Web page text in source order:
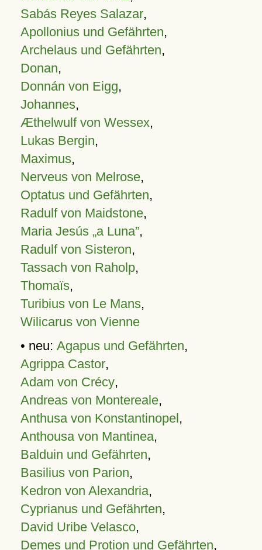
Sabás Reyes Salazar,
Apollonius und Gefährten,
Archelaus und Gefährten,
Donan,
Donnán von Eigg,
Johannes,
Æthelwulf von Wessex,
Lukas Bergin,
Maximus,
Nerveus von Melrose,
Optatus und Gefährten,
Radulf von Maidstone,
Maria Jesús „a Luna”,
Radulf von Sisteron,
Tassach von Raholp,
Thomaïs,
Turibius von Le Mans,
Wilicarus von Vienne
• neu: Agapus und Gefährten,
Agrippa Castor,
Adam von Crécy,
Andreas von Montereale,
Anthusa von Konstantinopel,
Anthousa von Mantinea,
Balduin und Gefährten,
Basilius von Parion,
Kedron von Alexandria,
Cyprianus und Gefährten,
David Uribe Velasco,
Demes und Protion und Gefährten,